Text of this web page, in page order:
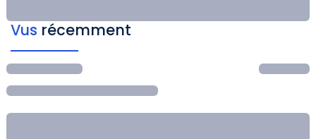
Vus récemment